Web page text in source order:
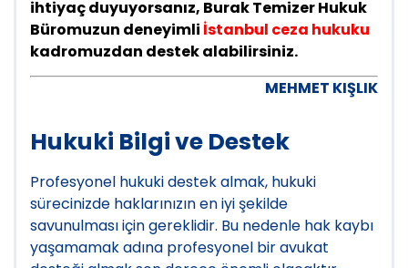
ihtiyaç duyuyorsanız, Burak Temizer Hukuk
Büromuzun deneyimli İstanbul ceza hukuku
kadromuzdan destek alabilirsiniz.
MEHMET KIŞLIK
Hukuki Bilgi ve Destek
Profesyonel hukuki destek almak, hukuki
sürecinizde haklarınızın en iyi şekilde
savunulması için gereklidir. Bu nedenle hak kaybı
yaşamamak adına profesyonel bir avukat